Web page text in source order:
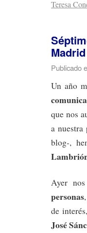
Teresa
Madrid
Publicado
Un año
que nos
a
blog-,
Ayer
personas
de
José